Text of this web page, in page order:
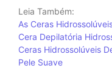
Leia Também:
As Ceras
Cera Depilatória
Ceras Hidrossolúveis
Pele Suave